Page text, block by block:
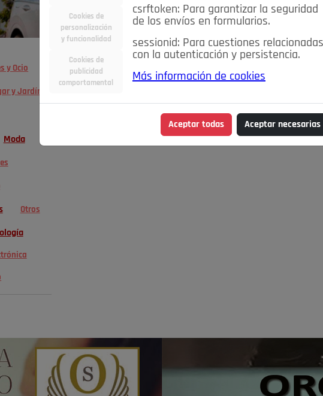
y Ocio
y Jardín
Moda
Otros
Cookies de
personalización
y funcionalidad
Cookies de
publicidad
comportamental
csrftoken: Para garantizar la seguridad
de los envíos en formularios.
sessionid: Para cuestiones relacionadas
con la autenticación y persistencia.
Más información de cookies
Aceptar todas Aceptar necesarias